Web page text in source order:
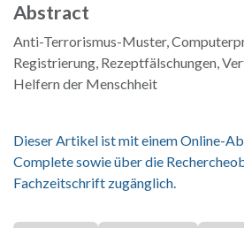
Abstract
Anti-Terrorismus-Muster,
Registrierung, Rezeptfälschungen,
Helfern der Menschheit
Dieser Artikel ist mit einem Online-
Complete sowie über die
Fachzeitschrift zugänglich.